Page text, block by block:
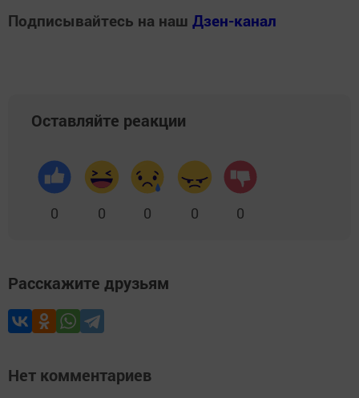
Подписывайтесь на наш Дзен-канал
Оставляйте реакции
0 0 0 0 0
Расскажите друзьям
Нет комментариев